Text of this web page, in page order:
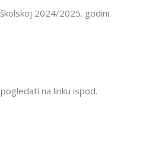
2024/2025. godini.
na linku ispod.